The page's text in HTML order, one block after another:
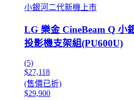
小銀河二代新機上市
LG 樂金 CineBeam Q 小
投影機支架組(PU600U)
(5)
$27,118
(售價已折)
$29,900